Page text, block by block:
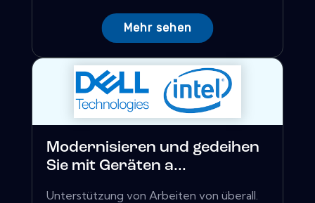
Mehr sehen
Modernisieren und gedeihen
Sie mit Geräten a...
Unterstützung von Arbeiten von überall.